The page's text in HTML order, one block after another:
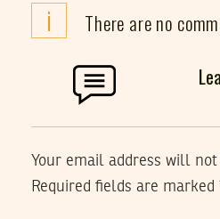
i There are no
Your email address will
Required fields are marked